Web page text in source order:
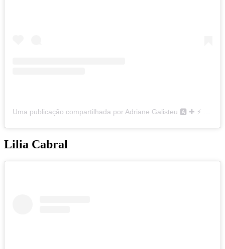
Lilia Cabral